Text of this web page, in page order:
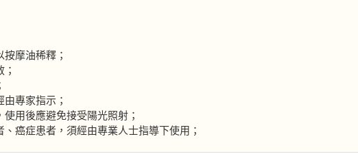
摩油稀釋；
專家指示；
用後應避免接受陽光照射；
癌症患者，須經由專業人士指導下使用；